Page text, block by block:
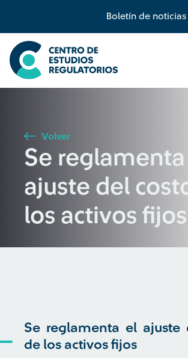
Boletín de noticias
Búsqueda
Seleccione país
Buscar
Volver
Se
ajuste del
los activos fijos
Se reglamenta el ajuste
de los activos fijos